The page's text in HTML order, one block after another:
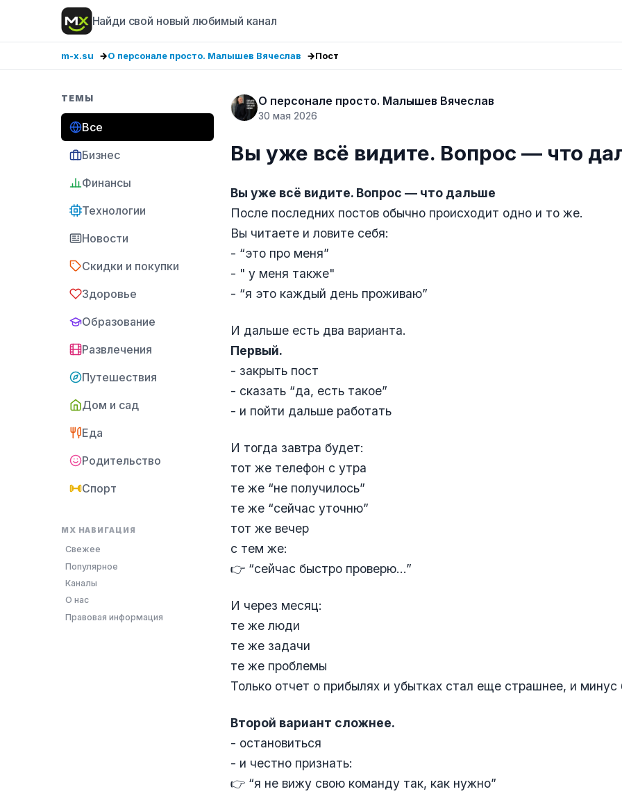
Найди свой новый любимый канал
m-x.su О персонале просто. Малышев Вячеслав Пост
ТЕМЫ
Все
Бизнес
Финансы
Технологии
Новости
Скидки и покупки
Здоровье
Образование
Развлечения
Путешествия
Дом и сад
Еда
Родительство
Спорт
MX НАВИГАЦИЯ
Свежее
Популярное
Каналы
О нас
Правовая информация
О персонале просто. Малышев Вячеслав
30 мая 2026
​​Вы уже всё видите. Вопрос — что
Вы уже всё видите. Вопрос — что дальше
После последних постов обычно происходит одно и то же.
Вы читаете и ловите себя:
- “это про меня”
- " у меня также"
- “я это каждый день проживаю”
И дальше есть два варианта.
Первый.
- закрыть пост
- сказать “да, есть такое”
- и пойти дальше работать
И тогда завтра будет:
тот же телефон с утра
те же “не получилось”
те же “сейчас уточню”
тот же вечер
с тем же:
👉 “сейчас быстро проверю…”
И через месяц:
те же люди
те же задачи
те же проблемы
Только отчет о прибылях и убытках стал еще страшнее, и минус
Второй вариант сложнее.
- остановиться
- и честно признать:
👉 “я не вижу свою команду так, как нужно”